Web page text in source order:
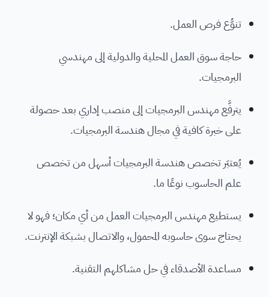
تنوُّع فرص العمل.
حاجة سوق العمل المحلية والدولية إلى مهندسي
البرمجيات.
يترفَّع مهندس البرمجيات إلى منصب إداري بعد حصولة
على خبرة كافية في مجال هندسة البرمجيات.
يُعتبَر تخصص هندسة البرمجيات أسهل من تخصص
علم الحاسوب نوعًا ما.
يستطيع مهندس البرمجيات العمل من أي مكان؛ فهو لا
يحتاج سوى حاسوبه المحمول، والاتصال بشبكة الإنترنت.
مساعدة الأصدقاء في حل مشاكلهم التقنية.